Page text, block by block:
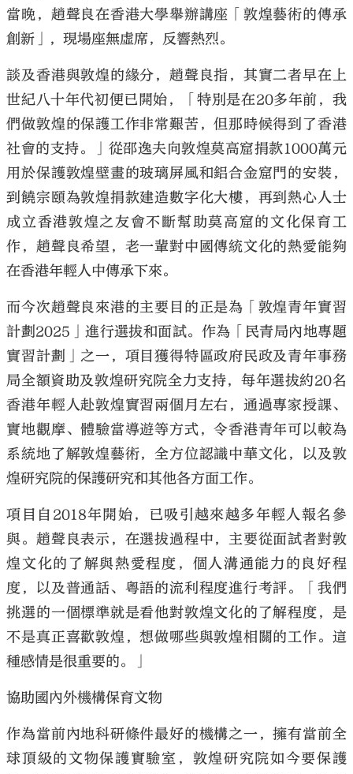
當晚，趙聲良在香港大學舉辦講座「敦煌藝術的傳承
創新」，現場座無虛席，反響熱烈。
談及香港與敦煌的緣分，趙聲良指，其實二者早在上
世紀八十年代初便已開始，「特別是在20多年前，我
們做敦煌的保護工作非常艱苦，但那時候得到了香港
社會的支持。」從邵逸夫向敦煌莫高窟捐款1000萬元
用於保護敦煌壁畫的玻璃屏風和鋁合金窟門的安裝，
到饒宗頤為敦煌捐款建造數字化大樓，再到熱心人士
成立香港敦煌之友會不斷幫助莫高窟的文化保育工
作，趙聲良希望，老一輩對中國傳統文化的熱愛能夠
在香港年輕人中傳承下來。
而今次趙聲良來港的主要目的正是為「敦煌青年實習
計劃2025」進行選拔和面試。作為「民青局內地專題
實習計劃」之一，項目獲得特區政府民政及青年事務
局全額資助及敦煌研究院全力支持，每年選拔約20名
香港年輕人赴敦煌實習兩個月左右，通過專家授課、
實地觀摩、體驗當導遊等方式，令香港青年可以較為
系統地了解敦煌藝術，全方位認識中華文化，以及敦
煌研究院的保護研究和其他各方面工作。
項目自2018年開始，已吸引越來越多年輕人報名參
與。趙聲良表示，在選拔過程中，主要從面試者對敦
煌文化的了解與熱愛程度，個人溝通能力的良好程
度，以及普通話、粵語的流利程度進行考評。「我們
挑選的一個標準就是看他對敦煌文化的了解程度，是
不是真正喜歡敦煌，想做哪些與敦煌相關的工作。這
種感情是很重要的。」
協助國內外機構保育文物
作為當前內地科研條件最好的機構之一，擁有當前全
球頂級的文物保護實驗室，敦煌研究院如今要保護